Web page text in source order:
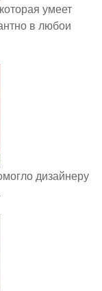
умеет
в любои
дизайнеру